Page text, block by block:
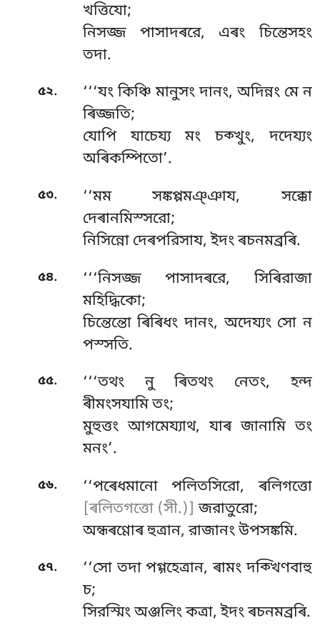
খত্তিযো;
নিসজ্জ পাসাদৰরে, এৰং চিন্তেসহং
তদা.
৫২.
‘‘‘যং কিঞ্চি মানুসং দানং, অদিন্নং মে ন
ৰিজ্জতি;
যোপি যাচেয্য মং চক্খুং, দদেয্যং
অৰিকম্পিতো’.
৫৩.
‘‘মম সঙ্কপ্পমঞ্ঞায, সক্কো
দেৰানমিস্সরো;
নিসিন্নো দেৰপরিসায, ইদং ৰচনমব্রৰি.
৫৪. ‘‘‘নিসজ্জপাসাদৰরে, সিৰিরাজা
মহিদ্ধিকো;
চিন্তেন্তো ৰিৰিধং দানং, অদেয্যং সো ন
পস্সতি.
৫৫. ‘‘‘তথংনু ৰিতথং নেতং, হন্দ
ৰীমংসযামি তং;
মুহুত্তং আগমেয্যাথ, যাৰ জানামি তং
মনং’.
৫৬.
‘‘পৰেধমানো পলিতসিরো, ৰলিগত্তো
[ৰলিতগত্তো (সী.)] জরাতুরো;
অন্ধৰণ্ণোৰ হুত্ৰান, রাজানং উপসঙ্কমি.
৫৭. ‘‘সোতদা পগ্গহেত্ৰান, ৰামং দক্খিণবাহু
চ;
সিরস্মিং অঞ্জলিং কত্ৰা, ইদং ৰচনমব্রৰি.